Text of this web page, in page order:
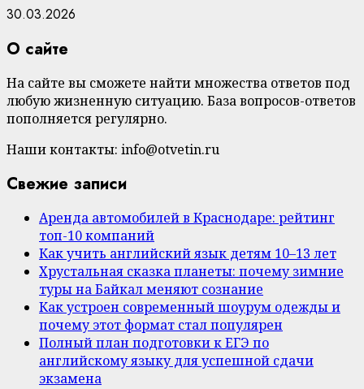
30.03.2026
О сайте
На сайте вы сможете найти множества ответов под
любую жизненную ситуацию. База вопросов-ответов
пополняется регулярно.
Наши контакты: info@otvetin.ru
Свежие записи
Аренда автомобилей в Краснодаре: рейтинг
топ-10 компаний
Как учить английский язык детям 10–13 лет
Хрустальная сказка планеты: почему зимние
туры на Байкал меняют сознание
Как устроен современный шоурум одежды и
почему этот формат стал популярен
Полный план подготовки к ЕГЭ по
английскому языку для успешной сдачи
экзамена